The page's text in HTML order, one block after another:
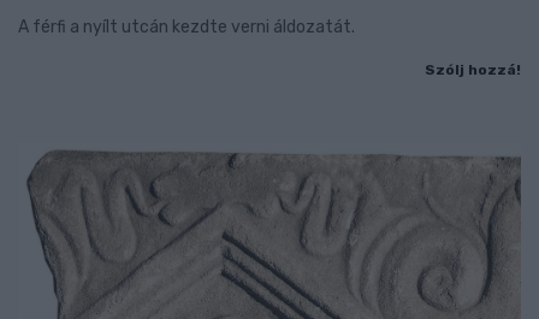
A férfi a nyílt utcán kezdte verni áldozatát.
Szólj hozzá!